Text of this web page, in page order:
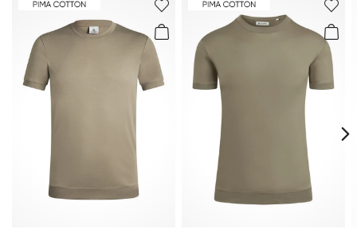
undRücksendung
Häufig gestellte Fragen